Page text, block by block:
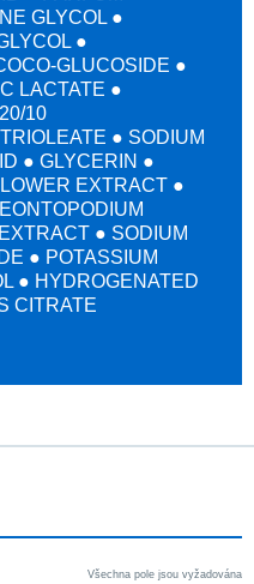
GLYCOL ●
●
GLUCOSIDE ●
LACTATE ●
10
● SODIUM
● GLYCERIN ●
EXTRACT ●
● SODIUM
● POTASSIUM
● HYDROGENATED
CITRATE
Všechna pole jsou vyžadována